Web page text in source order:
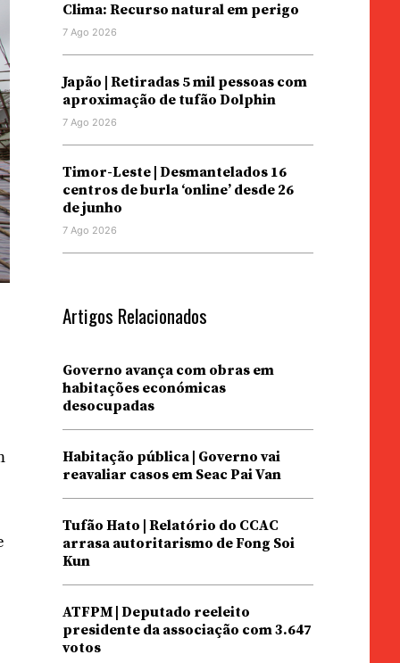
Clima: Recurso natural em perigo
7 Ago 2026
Japão | Retiradas 5 mil pessoas com
aproximação de tufão Dolphin
7 Ago 2026
Timor-Leste | Desmantelados 16
centros de burla ‘online’ desde 26
de junho
7 Ago 2026
Artigos Relacionados
Governo avança com obras em
habitações económicas
desocupadas
Habitação pública | Governo vai
reavaliar casos em Seac Pai Van
Tufão Hato | Relatório do CCAC
arrasa autoritarismo de Fong Soi
Kun
ATFPM | Deputado reeleito
presidente da associação com 3.647
votos